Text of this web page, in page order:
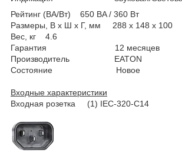
Рейтинг (ВА/Вт) 650 BA / 360 Вт
Размеры, В x Ш x Г, мм 288 x 148 x 100
Вес, кг 4.6
Гарантия 12 месяцев
Производитель EATON
Состояние Новое
Входные характеристики
Входная розетка (1) IEC-320-C14